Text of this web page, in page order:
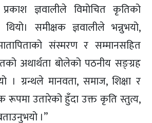
ज्ञवालीले विमोचित कृतिको
थियो। समीक्षक ज्ञवालीले भन्नुभयो,
संस्मरण र सम्मानसहित
अथार्थता बोलेको पठनीय सङ्ग्रह
। ग्रन्थले मानवता, समाज, शिक्षा र
रूपमा उतारेको हुँदा उक्त कृति स्तुत्य,
।”